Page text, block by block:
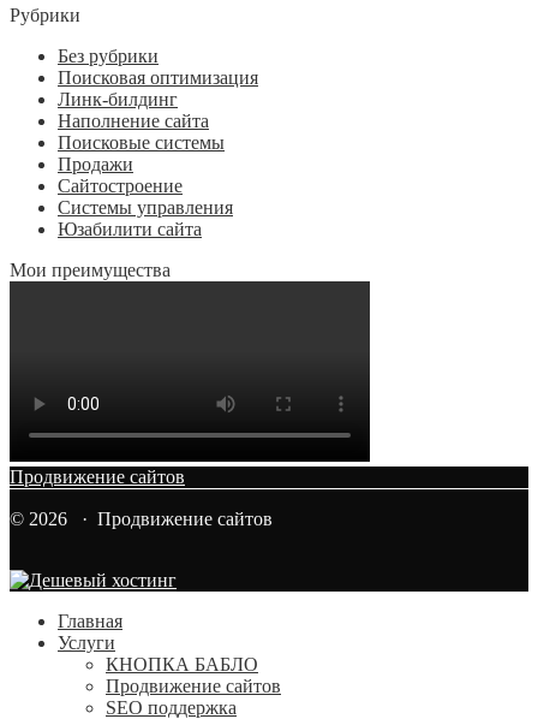
Рубрики
Без рубрики
Поисковая оптимизация
Линк-билдинг
Наполнение сайта
Поисковые системы
Продажи
Сайтостроение
Системы управления
Юзабилити сайта
Мои преимущества
Продвижение сайтов
© 2026 · Продвижение сайтов
Главная
Услуги
КНОПКА БАБЛО
Продвижение сайтов
SEO поддержка